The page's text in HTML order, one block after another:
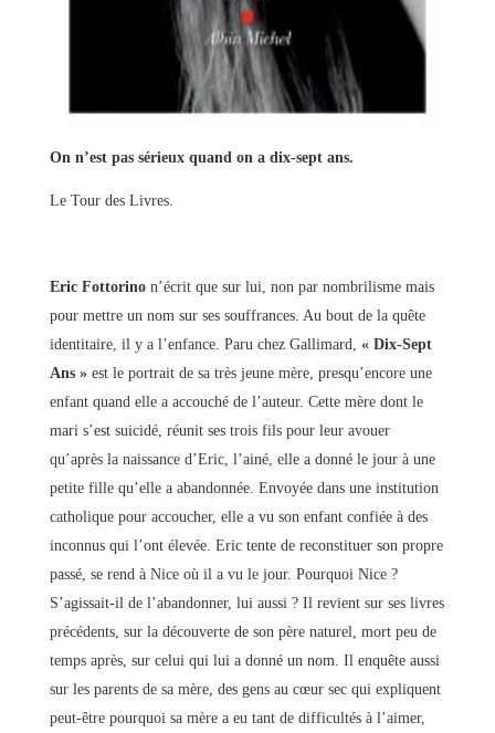
On n’est pas sérieux quand on a dix-sept ans.
Le Tour des Livres.
Eric Fottorino n’écrit que sur lui, non par nombrilisme mais
pour mettre un nom sur ses souffrances. Au bout de la quête
identitaire, il y a l’enfance. Paru chez Gallimard, « Dix-Sept
Ans »est le portrait de sa très jeune mère, presqu’encore une
enfant quand elle a accouché de l’auteur. Cette mère dont le
mari s’est suicidé, réunit ses trois fils pour leur avouer
qu’après la naissance d’Eric, l’ainé, elle a donné le jour à une
petite fille qu’elle a abandonnée. Envoyée dans une institution
catholique pour accoucher, elle a vu son enfant confiée à des
inconnus qui l’ont élevée. Eric tente de reconstituer son propre
passé, se rend à Nice où il a vu le jour. Pourquoi Nice ?
S’agissait-il de l’abandonner, lui aussi ? Il revient sur ses livres
précédents, sur la découverte de son père naturel, mort peu de
temps après, sur celui qui lui a donné un nom. Il enquête aussi
sur les parents de sa mère, des gens au cœur sec qui expliquent
peut-être pourquoi sa mère a eu tant de difficultés à l’aimer,